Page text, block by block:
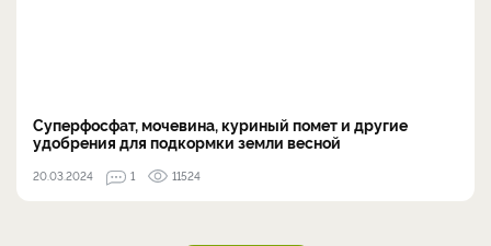
Суперфосфат, мочевина, куриный помет и другие
удобрения для подкормки земли весной
20.03.2024 1 11524